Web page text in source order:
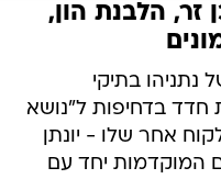
זר, הלבנת הון,
נתניהו בתיקי
חדד בדחיפות ל"נושא
אחר שלו - יונתן
המוקדמות יחד עם